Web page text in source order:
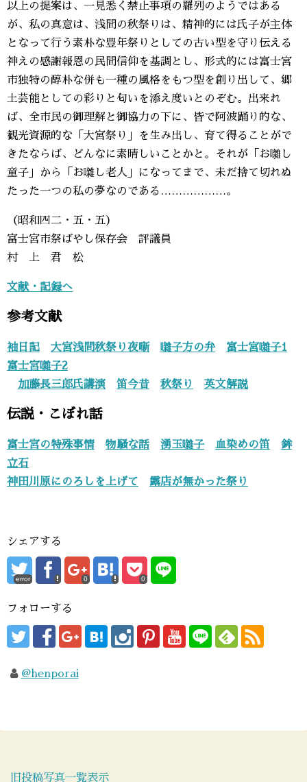
以上の提案は、一見悉く禁止事項の羅列のようではある
が、私の真意は、浅間の秋祭りは、精神的には氏子が主体
となって行う素朴な豊年祭りとしての古い型を守り伝える
神えの感謝報恩の民間信仰を基調とし、形式的には富士宮
市独特の醇朴な併も一種の風格をもつ型を創り出して、郷
土芸能としての彩りと匂いを添え度いとのぞむ。出来れ
ば、全市民の御理解と御協力の下に、皆で阿波踊り的な、
観光資源的な「大宮祭り」を生み出し、育て得ることがで
きたならば、どんなに素晴しいことかと。それが「お囃し
童子」から「お囃し老人」になってまで、未だ捨て切れぬ
たった一つの私の夢なのである………………。
（昭和四二・五・五）
富士宮市祭ばやし保存会 評議員
村 上 君 松
文献・記録へ
参考文献
袖日記 大宮浅間秋祭り夜噺 囃子方の弁
富士宮囃子1
富士宮囃子2
加藤長三郎氏講演
笛今昔 秋祭り 英文解説
伝説・こぼれ話
富士宮の特殊事情 物騒な話 湧玉囃子 血染めの笛
鉾
立石
神田川原にのろしを上げて
露店が無かった祭り
シェアする
error 0 0
フォローする
@henporai
旧投稿写真一覧表示